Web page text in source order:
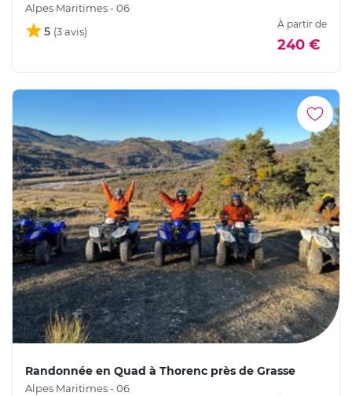
Alpes Maritimes - 06
5
À partir de
240 €
Randonnée en Quad à Thorenc près de Grasse
Alpes Maritimes - 06